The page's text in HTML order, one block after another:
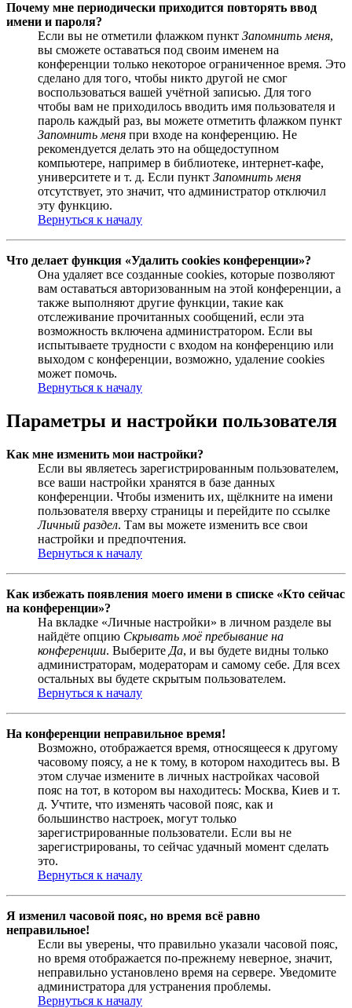
Почему мне периодически приходится повторять ввод
имени и пароля?
Если вы не отметили флажком пункт Запомнить меня,
вы сможете оставаться под своим именем на
конференции только некоторое ограниченное время. Это
сделано для того, чтобы никто другой не смог
воспользоваться вашей учётной записью. Для того
чтобы вам не приходилось вводить имя пользователя и
пароль каждый раз, вы можете отметить флажком пункт
Запомнить меня при входе на конференцию. Не
рекомендуется делать это на общедоступном
компьютере, например в библиотеке, интернет-кафе,
университете и т. д. Если пункт Запомнить меня
отсутствует, это значит, что администратор отключил
эту функцию.
Вернуться к началу
Что делает функция «Удалить cookies конференции»?
Она удаляет все созданные cookies, которые позволяют
вам оставаться авторизованным на этой конференции, а
также выполняют другие функции, такие как
отслеживание прочитанных сообщений, если эта
возможность включена администратором. Если вы
испытываете трудности с входом на конференцию или
выходом с конференции, возможно, удаление cookies
может помочь.
Вернуться к началу
Параметры и настройки пользователя
Как мне изменить мои настройки?
Если вы являетесь зарегистрированным пользователем,
все ваши настройки хранятся в базе данных
конференции. Чтобы изменить их, щёлкните на имени
пользователя вверху страницы и перейдите по ссылке
Личный раздел. Там вы можете изменить все свои
настройки и предпочтения.
Вернуться к началу
Как избежать появления моего имени в списке «Кто сейчас
на конференции»?
На вкладке «Личные настройки» в личном разделе вы
найдёте опцию Скрывать моё пребывание на
конференции. Выберите Да, и вы будете видны только
администраторам, модераторам и самому себе. Для всех
остальных вы будете скрытым пользователем.
Вернуться к началу
На конференции неправильное время!
Возможно, отображается время, относящееся к другому
часовому поясу, а не к тому, в котором находитесь вы. В
этом случае измените в личных настройках часовой
пояс на тот, в котором вы находитесь: Москва, Киев и т.
д. Учтите, что изменять часовой пояс, как и
большинство настроек, могут только
зарегистрированные пользователи. Если вы не
зарегистрированы, то сейчас удачный момент сделать
это.
Вернуться к началу
Я изменил часовой пояс, но время всё равно
неправильное!
Если вы уверены, что правильно указали часовой пояс,
но время отображается по-прежнему неверное, значит,
неправильно установлено время на сервере. Уведомите
администратора для устранения проблемы.
Вернуться к началу